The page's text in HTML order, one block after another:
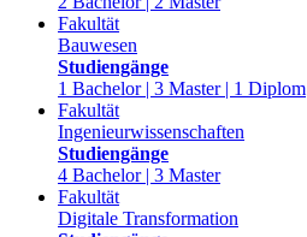
Fakultät
Bauwesen
Studiengänge
1 Bachelor | 3 Master | 1 Diplom
Fakultät
Ingenieurwissenschaften
Studiengänge
4 Bachelor | 3 Master
Fakultät
Digitale Transformation